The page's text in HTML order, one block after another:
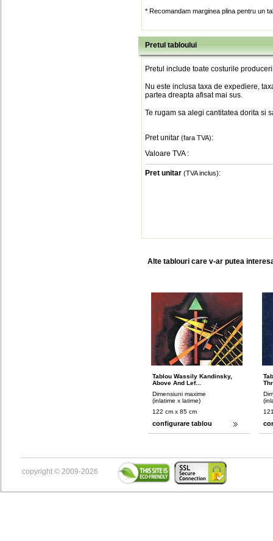
* Recomandam marginea plina pentru un
Pretul tabloului
Pretul include toate costurile
Nu este inclusa taxa de expediere,
partea dreapta afisat mai sus.
Te rugam sa alegi cantitatea dorita si
Pret unitar (fara TVA):
Valoare TVA :
Pret unitar (TVA inclus):
Alte tablouri care v-ar putea
Tablou Wassily Kandinsky,
Above And Lef...
Dimensiuni maxime
(inlatime x latime)
122 cm x 85 cm
configurare tablou
copyright © 2009-2026